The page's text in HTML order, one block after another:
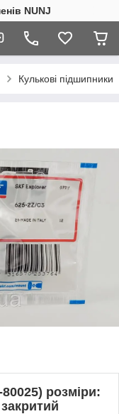
NUNJ
Кулькові підшипники
розміри: